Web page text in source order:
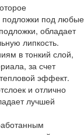
подложки под любые
обладает
липкость.
в тонкий слой,
за счет
эффект.
и отлично
лучшей